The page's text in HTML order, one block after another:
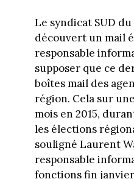
Le syndicat SUD
découvert un mail
responsable
supposer que ce
boîtes mail des
région. Cela sur
mois en 2015,
les élections
souligné Laurent
responsable
fonctions fin